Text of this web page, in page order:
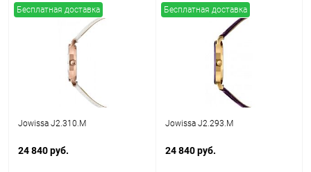
Бесплатная доставка
Jowissa J2.310.M
24 840 руб.
Бесплатная доставка
Jowissa J2.293.M
24 840 руб.